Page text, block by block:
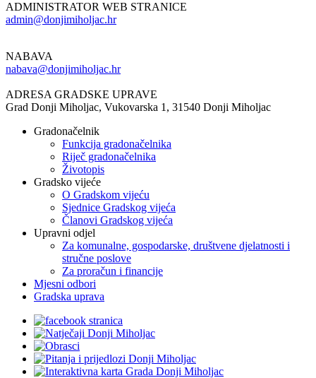
ADMINISTRATOR WEB STRANICE
admin@donjimiholjac.hr
NABAVA
nabava@donjimiholjac.hr
ADRESA GRADSKE UPRAVE
Grad Donji Miholjac, Vukovarska 1, 31540 Donji Miholjac
Gradonačelnik
Funkcija gradonačelnika
Riječ gradonačelnika
Životopis
Gradsko vijeće
O Gradskom vijeću
Sjednice Gradskog vijeća
Članovi Gradskog vijeća
Upravni odjel
Za komunalne, gospodarske, društvene djelatnosti i
stručne poslove
Za proračun i financije
Mjesni odbori
Gradska uprava